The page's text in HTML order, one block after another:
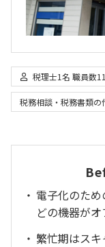
税理士1名 職員数
税務相談・税務書類の
電子化のた
どの機器が
繁忙期はス